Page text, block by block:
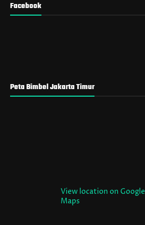
Facebook
Peta Bimbel Jakarta Timur
View location on Google
Maps